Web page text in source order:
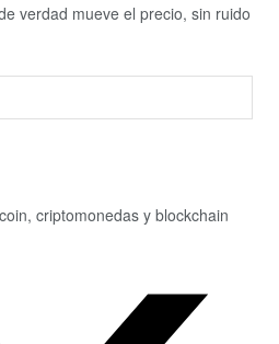
verdad mueve el precio, sin ruido
criptomonedas y blockchain